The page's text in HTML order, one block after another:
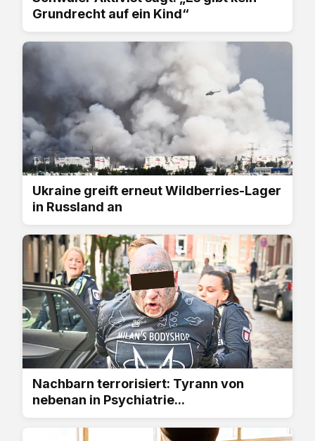
Grundrecht auf ein Kind“
Ukraine greift erneut Wildberries-Lager
in Russland an
Nachbarn terrorisiert: Tyrann von
nebenan in Psychiatrie...